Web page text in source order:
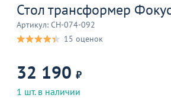
Стол трансформер
Артикул: CH-074-092
15 оценок
32 190 ₽
1 шт. в наличии